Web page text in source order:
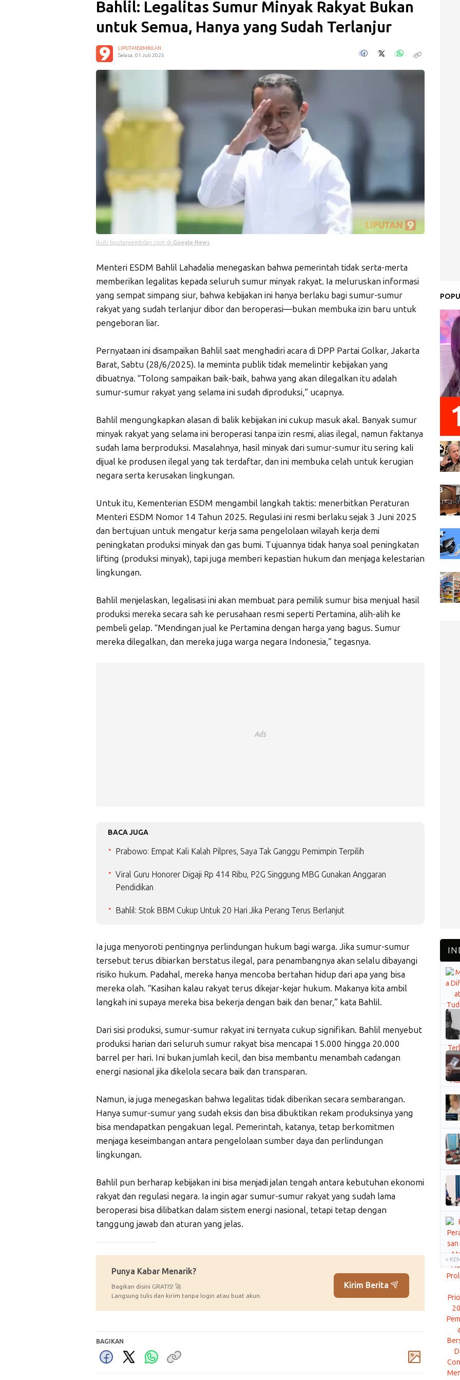
Bahlil: Legalitas Sumur Minyak Rakyat Bukan
untuk Semua, Hanya yang Sudah Terlanjur
LIPUTANSEMBILAN
Selasa, 01 Juli 2025
Ikuti liputansembilan.com di Google News
Menteri ESDM Bahlil Lahadalia menegaskan bahwa pemerintah tidak serta-merta
memberikan legalitas kepada seluruh sumur minyak rakyat. Ia meluruskan informasi
yang sempat simpang siur, bahwa kebijakan ini hanya berlaku bagi sumur-sumur
rakyat yang sudah terlanjur dibor dan beroperasi—bukan membuka izin baru untuk
pengeboran liar.
Pernyataan ini disampaikan Bahlil saat menghadiri acara di DPP Partai Golkar, Jakarta
Barat, Sabtu (28/6/2025). Ia meminta publik tidak memelintir kebijakan yang
dibuatnya. “Tolong sampaikan baik-baik, bahwa yang akan dilegalkan itu adalah
sumur-sumur rakyat yang selama ini sudah diproduksi,” ucapnya.
Bahlil mengungkapkan alasan di balik kebijakan ini cukup masuk akal. Banyak sumur
minyak rakyat yang selama ini beroperasi tanpa izin resmi, alias ilegal, namun faktanya
sudah lama berproduksi. Masalahnya, hasil minyak dari sumur-sumur itu sering kali
dijual ke produsen ilegal yang tak terdaftar, dan ini membuka celah untuk kerugian
negara serta kerusakan lingkungan.
Untuk itu, Kementerian ESDM mengambil langkah taktis: menerbitkan Peraturan
Menteri ESDM Nomor 14 Tahun 2025. Regulasi ini resmi berlaku sejak 3 Juni 2025
dan bertujuan untuk mengatur kerja sama pengelolaan wilayah kerja demi
peningkatan produksi minyak dan gas bumi. Tujuannya tidak hanya soal peningkatan
lifting (produksi minyak), tapi juga memberi kepastian hukum dan menjaga kelestarian
lingkungan.
Bahlil menjelaskan, legalisasi ini akan membuat para pemilik sumur bisa menjual hasil
produksi mereka secara sah ke perusahaan resmi seperti Pertamina, alih-alih ke
pembeli gelap. “Mendingan jual ke Pertamina dengan harga yang bagus. Sumur
mereka dilegalkan, dan mereka juga warga negara Indonesia,” tegasnya.
Ads
BACA JUGA
Prabowo: Empat Kali Kalah Pilpres, Saya Tak Ganggu Pemimpin Terpilih
Viral Guru Honorer Digaji Rp 414 Ribu, P2G Singgung MBG Gunakan Anggaran
Pendidikan
Bahlil: Stok BBM Cukup Untuk 20 Hari Jika Perang Terus Berlanjut
Ia juga menyoroti pentingnya perlindungan hukum bagi warga. Jika sumur-sumur
tersebut terus dibiarkan berstatus ilegal, para penambangnya akan selalu dibayangi
risiko hukum. Padahal, mereka hanya mencoba bertahan hidup dari apa yang bisa
mereka olah. “Kasihan kalau rakyat terus dikejar-kejar hukum. Makanya kita ambil
langkah ini supaya mereka bisa bekerja dengan baik dan benar,” kata Bahlil.
Dari sisi produksi, sumur-sumur rakyat ini ternyata cukup signifikan. Bahlil menyebut
produksi harian dari seluruh sumur rakyat bisa mencapai 15.000 hingga 20.000
barrel per hari. Ini bukan jumlah kecil, dan bisa membantu menambah cadangan
energi nasional jika dikelola secara baik dan transparan.
Namun, ia juga menegaskan bahwa legalitas tidak diberikan secara sembarangan.
Hanya sumur-sumur yang sudah eksis dan bisa dibuktikan rekam produksinya yang
bisa mendapatkan pengakuan legal. Pemerintah, katanya, tetap berkomitmen
menjaga keseimbangan antara pengelolaan sumber daya dan perlindungan
lingkungan.
Bahlil pun berharap kebijakan ini bisa menjadi jalan tengah antara kebutuhan ekonomi
rakyat dan regulasi negara. Ia ingin agar sumur-sumur rakyat yang sudah lama
beroperasi bisa dilibatkan dalam sistem energi nasional, tetapi tetap dengan
tanggung jawab dan aturan yang jelas.
Punya Kabar Menarik?
Bagikan disini GRATIS! 🚀
Langsung tulis dan kirim tanpa login atau buat akun.
Kirim Berita
BAGIKAN
«